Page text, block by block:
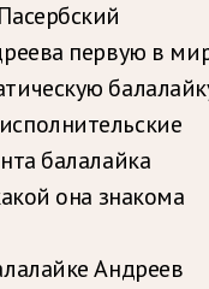
первую в
балалайка
она знакома
Андреев